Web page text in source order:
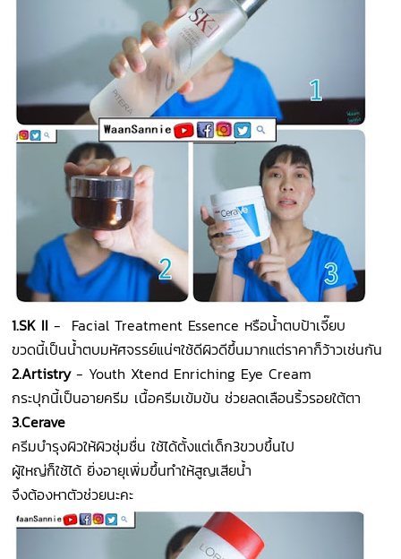
1.SK II - Facial Treatment Essence หรือน้ำตบป้าเจี๊ยบ
ขวดนี้เป็นน้ำตบมหัศจรรย์แน่ๆใช้ดีผิวดีขึ้นมากแต่ราคาก็ว้าวเช่นกัน
2.Artistry- Youth Xtend Enriching Eye Cream
กระปุกนี้เป็นอายครีม เนื้อครีมเข้มข้น ช่วยลดเลือนริ้วรอยใต้ตา
3.Cerave
ครีมบำรุงผิวให้ผิวชุ่มชื่น ใช้ได้ตั้งแต่เด็ก3ขวบขึ้นไป
ผู้ใหญ่ก็ใช้ได้ ยิ่งอายุเพิ่มขึ้นทำให้สูญเสียน้ำ
จึงต้องหาตัวช่วยนะคะ